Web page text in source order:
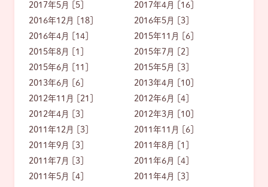
2017年5月 [5]
2017年4月 [16]
2016年12月 [18]
2016年5月 [3]
2016年4月 [14]
2015年11月 [6]
2015年8月 [1]
2015年7月 [2]
2015年6月 [11]
2015年5月 [3]
2013年6月 [6]
2013年4月 [10]
2012年11月 [21]
2012年6月 [4]
2012年4月 [3]
2012年3月 [10]
2011年12月 [3]
2011年11月 [6]
2011年9月 [3]
2011年8月 [1]
2011年7月 [3]
2011年6月 [4]
2011年5月 [4]
2011年4月 [3]